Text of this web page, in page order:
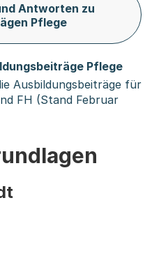
Antworten zu
Pflege
Pflege
Ausbildungsbeiträge für
FH (Stand Februar